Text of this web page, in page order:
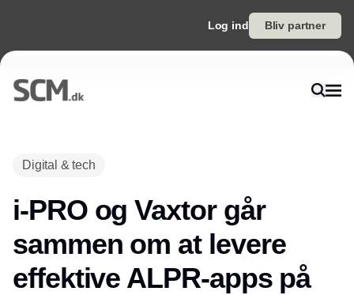
Log ind Bliv partner
Digital & tech
i-PRO og Vaxtor går
sammen om at levere
effektive ALPR-apps på